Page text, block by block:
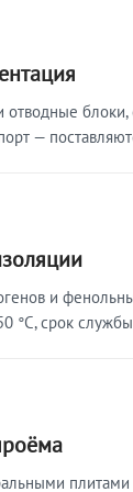
блоки,
—
и
°C, срок